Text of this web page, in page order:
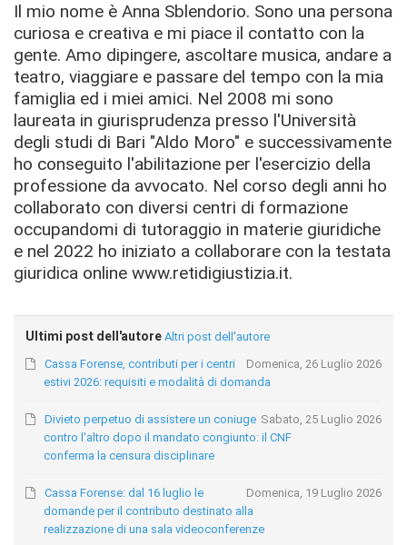
Il mio nome è Anna Sblendorio. Sono una persona
curiosa e creativa e mi piace il contatto con la
gente. Amo dipingere, ascoltare musica, andare a
teatro, viaggiare e passare del tempo con la mia
famiglia ed i miei amici. Nel 2008 mi sono
laureata in giurisprudenza presso l'Università
degli studi di Bari "Aldo Moro" e successivamente
ho conseguito l'abilitazione per l'esercizio della
professione da avvocato. Nel corso degli anni ho
collaborato con diversi centri di formazione
occupandomi di tutoraggio in materie giuridiche
e nel 2022 ho iniziato a collaborare con la testata
giuridica online www.retidigiustizia.it.
Ultimi post dell'autore Altri post dell'autore
Domenica, 26 Luglio 2026
Cassa Forense, contributi per i centri
estivi 2026: requisiti e modalità di domanda
Sabato, 25 Luglio 2026
Divieto perpetuo di assistere un coniuge
contro l'altro dopo il mandato congiunto: il CNF
conferma la censura disciplinare
Domenica, 19 Luglio 2026
Cassa Forense: dal 16 luglio le
domande per il contributo destinato alla
realizzazione di una sala videoconferenze